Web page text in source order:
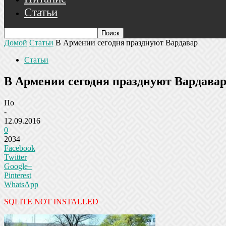
Статьи
Домой Статьи В Армении сегодня празднуют Вардавар
Статьи
В Армении сегодня празднуют Вардавар
По
-
12.09.2016
0
2034
Facebook
Twitter
Google+
Pinterest
WhatsApp
SQLITE NOT INSTALLED